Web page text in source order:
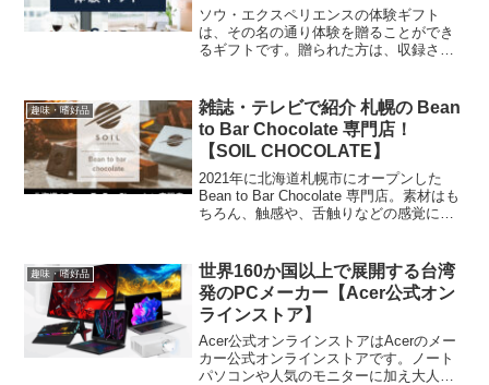
ソウ・エクスペリエンスの体験ギフト
は、その名の通り体験を贈ることができ
るギフトです。贈られた方は、収録され
日、クリスマス、父の日や母の日の贈り
物として選ばれています。引き出物や内
祝いにもおすすめです。
趣味・嗜好品
雑誌・テレビで紹介 札幌の Bean
to Bar Chocolate 専門店！
【SOIL CHOCOLATE】
2021年に北海道札幌市にオープンした
Bean to Bar Chocolate 専門店。素材はも
ちろん、触感や、舌触りなどの感覚に至
SHOCOLATE（ソイル チョコレート）は
スタートしました。
趣味・嗜好品
世界160か国以上で展開する台湾
発のPCメーカー【Acer公式オン
ラインストア】
Acer公式オンラインストアはAcerのメー
カー公式オンラインストアです。ノート
パソコンや人気のモニターに加え大人気